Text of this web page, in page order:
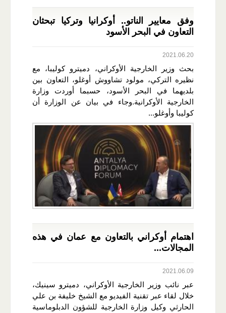
وفق معايير الناتو.. أوكرانيا وتركيا تبحثان
التعاون في البحر الأسود
2021.06.20
بحث وزير الخارجية الأوكراني، دميترو كوليبا، مع
نظيره التركي، مولود تشاووش أوغلو، التعاون بين
بلديهما في البحر الأسود، حسبما أوردت وزارة
الخارجية الأوكرانية.وجاء في بيان عن الوزارة أن
كوليبا وأوغلو...
اهتمام أوكراني بالتعاون مع عمان في هذه
المجالات...
2021.06.09
عبر نائب وزير الخارجية الأوكراني، دميترو سينيك،
خلال لقاء عبر تقنية الفيديو مع الشيخ خليفة بن علي
الحارثي وكيل وزارة الخارجية للشؤون الدبلوماسية